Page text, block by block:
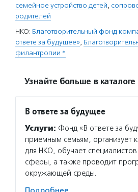
семейное устройство детей,
родителей
НКО: Благотворительный фонд
ответе за будущее»,
филантропии *
Узнайте больше в
В ответе за будущее
Услуги: Фонд «В ответе за
приемным семьям, организует
для НКО, обучает
сферы, а также проводит
окружающей среды.